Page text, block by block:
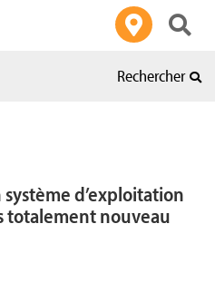
Rechercher
d’exploitation
totalement nouveau